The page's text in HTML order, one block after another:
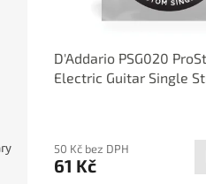
D'Addario PSG020
Electric Guitar Single
50 Kč bez DPH
61 Kč